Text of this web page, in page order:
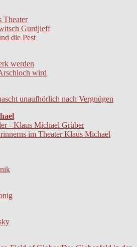
Theater
Gurdjieff
die Pest
werden
wird
unaufhörlich nach Vergnügen
- Klaus Michael Grüber
im Theater Klaus Michael